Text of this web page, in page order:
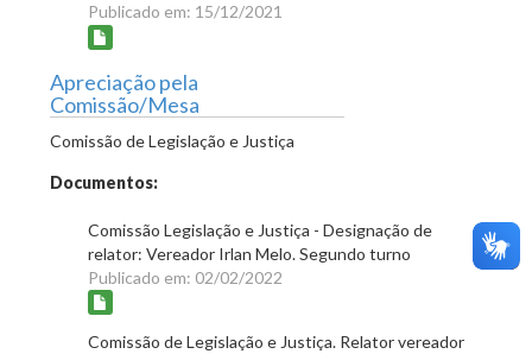
Publicado em: 15/12/2021
Apreciação pela
Comissão/Mesa
Comissão de Legislação e Justiça
Documentos:
Comissão Legislação e Justiça - Designação de
relator: Vereador Irlan Melo. Segundo turno
Publicado em: 02/02/2022
Comissão de Legislação e Justiça. Relator vereador